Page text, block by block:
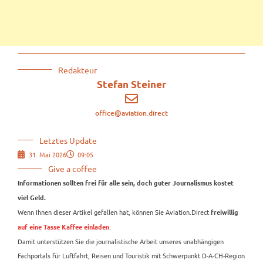
Redakteur
Stefan Steiner
office@aviation.direct
Letztes Update
31. Mai 2026 09:05
Give a coffee
Informationen sollten frei für alle sein, doch guter Journalismus kostet
viel Geld.
Wenn Ihnen dieser Artikel gefallen hat, können Sie Aviation.Direct freiwillig
auf eine Tasse Kaffee einladen
Damit unterstützen Sie die journalistische Arbeit unseres unabhängigen
Fachportals für Luftfahrt, Reisen und Touristik mit Schwerpunkt D-A-CH-Region